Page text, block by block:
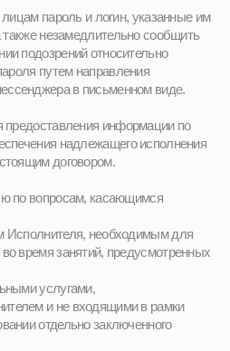
исполнение
Исполнитель и
настоящим
Федерации.
том числе оказания их
актерского
потребовать:
устранению
силами или
услуг (сроки
и (или) промежуточные
оказания услуг
в срок,
которого
за разумную цену и
понесенных